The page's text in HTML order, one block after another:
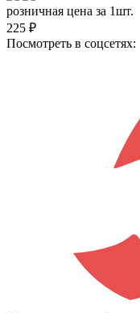
розничная цена за 1шт.
225 ₽
Посмотреть в соцсетях: